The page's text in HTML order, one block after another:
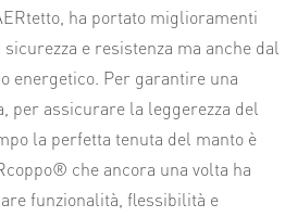
ha portato miglioramenti
e resistenza ma anche dal
energetico. Per garantire una
per assicurare la leggerezza del
la perfetta tenuta del manto è
che ancora una volta ha
funzionalità, flessibilità e